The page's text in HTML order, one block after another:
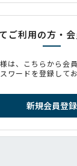
ご利用の方・
は、こちらから会
ワードを登録して